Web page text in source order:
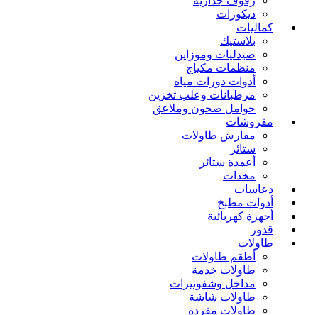
ديكورات
كماليات
بلاستيك
صيدليات وموزاين
منظمات مكياج
أدوات دورات مياه
مرطبانات وعلب تخزين
حوامل صحون وملاعق
مفروشات
مفارش طاولات
ستائر
أعمدة ستائر
مخدات
دعاسات
أدوات مطبخ
أجهزة كهربائية
قدور
طاولات
أطقم طاولات
طاولات خدمة
مداخل وشفونيرات
طاولات شاشة
طاولات مفردة